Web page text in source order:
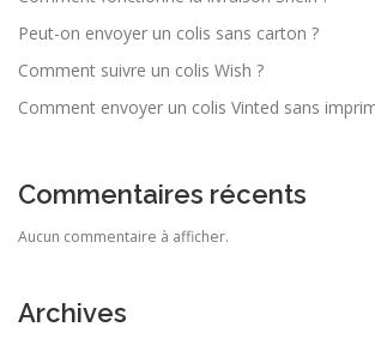
Peut-on envoyer un colis sans carton ?
Comment suivre un colis Wish ?
Comment envoyer un colis Vinted sans
Commentaires récents
Aucun commentaire à afficher.
Archives